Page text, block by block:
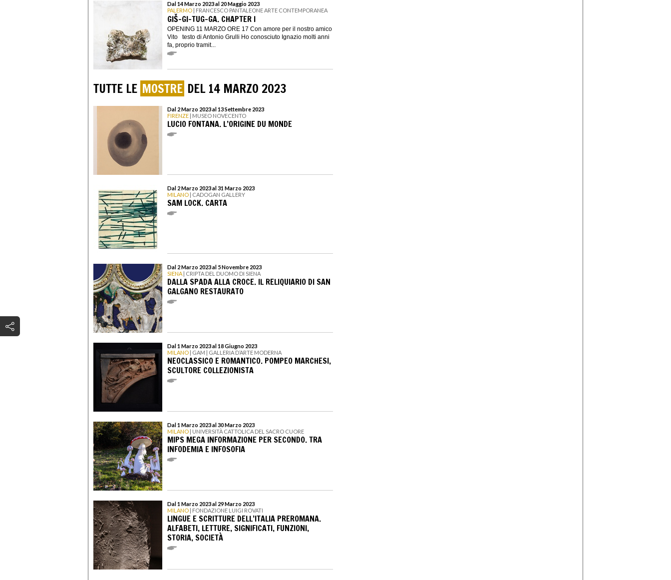
Dal 14 Marzo 2023 al 20 Maggio 2023
PALERMO | FRANCESCO PANTALEONE ARTE CONTEMPORANEA
GIŠ-GI-TUG-GA. CHAPTER I
OPENING 11 MARZO ORE 17 Con amore per il nostro amico
Vito testo di Antonio Grulli Ho conosciuto Ignazio molti anni
fa, proprio tramit...
TUTTE LE MOSTRE DEL 14 MARZO 2023
Dal 2 Marzo 2023 al 13 Settembre 2023
FIRENZE | MUSEO NOVECENTO
LUCIO FONTANA. L’ORIGINE DU MONDE
Dal 2 Marzo 2023 al 31 Marzo 2023
MILANO | CADOGAN GALLERY
SAM LOCK. CARTA
Dal 2 Marzo 2023 al 5 Novembre 2023
SIENA | CRIPTA DEL DUOMO DI SIENA
DALLA SPADA ALLA CROCE. IL RELIQUIARIO DI SAN
GALGANO RESTAURATO
Dal 1 Marzo 2023 al 18 Giugno 2023
MILANO | GAM | GALLERIA D’ARTE MODERNA
NEOCLASSICO E ROMANTICO. POMPEO MARCHESI,
SCULTORE COLLEZIONISTA
Dal 1 Marzo 2023 al 30 Marzo 2023
MILANO | UNIVERSITÀ CATTOLICA DEL SACRO CUORE
MIPS MEGA INFORMAZIONE PER SECONDO. TRA
INFODEMIA E INFOSOFIA
Dal 1 Marzo 2023 al 29 Marzo 2023
MILANO | FONDAZIONE LUIGI ROVATI
LINGUE E SCRITTURE DELL’ITALIA PREROMANA.
ALFABETI, LETTURE, SIGNIFICATI, FUNZIONI,
STORIA, SOCIETÀ